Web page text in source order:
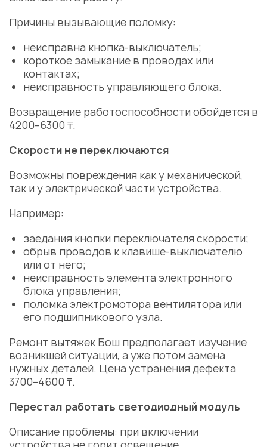
Причины вызывающие поломку:
неисправна кнопка-выключатель;
короткое замыкание в проводах или
контактах;
неисправность управляющего блока.
Возвращение работоспособности обойдется в
4200–6300 ₸.
Скорости не переключаются
Возможны повреждения как у механической,
так и у электрической части устройства.
Например:
заедания кнопки переключателя скорости;
обрыв проводов к клавише-выключателю
или от него;
неисправность элемента электронного
блока управления;
поломка электромотора вентилятора или
его подшипникового узла.
Ремонт вытяжек Бош предполагает изучение
возникшей ситуации, а уже потом замена
нужных деталей. Цена устранения дефекта
3700–4600 ₸.
Перестал работать светодиодный модуль
Описание проблемы: при включении